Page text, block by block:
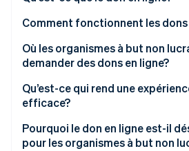
Stripe Sessions 2026
Découvrez comment Stripe
l’IA.
Regarder
Comment fonctionnent les dons
Où les organismes à but non
demander des dons en ligne?
Qu’est-ce qui rend une
efficace?
Pourquoi le don en ligne est-il
pour les organismes à but non